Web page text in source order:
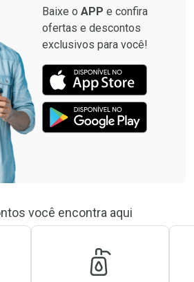
Baixe o APP e confira
ofertas e descontos
exclusivos para você!
você encontra aqui